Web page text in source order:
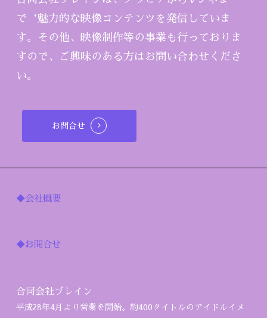
で‘魅力的な映像コンテンツを発信していま
す。その他、映像制作等の事業も行っておりま
すので、ご興味のある方はお問い合わせくださ
い。
お問合せ
◆会社概要
◆お問合せ
合同会社ブレイン
平成28年4月より営業を開始。約400タイトルのアイドルイメ